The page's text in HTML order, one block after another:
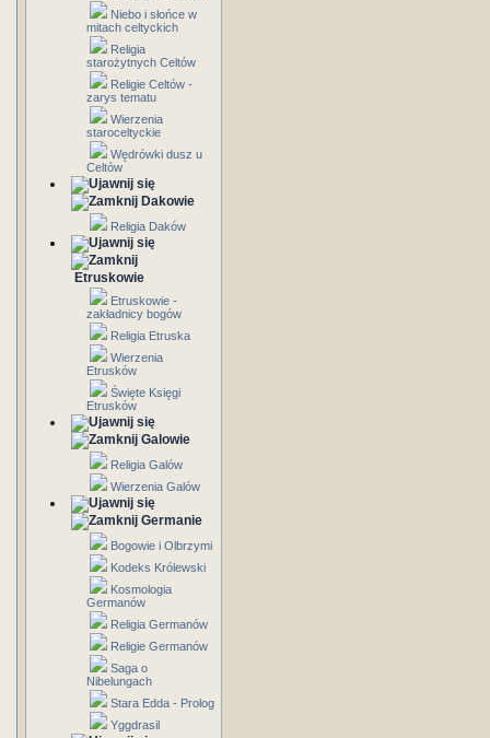
Niebo i słońce w
mitach celtyckich
Religia
starożytnych Celtów
Religie Celtów -
zarys tematu
Wierzenia
staroceltyckie
Wędrówki dusz u
Celtów
Dakowie
Religia Daków
Etruskowie
Etruskowie -
zakładnicy bogów
Religia Etruska
Wierzenia
Etrusków
Święte Księgi
Etrusków
Galowie
Religia Galów
Wierzenia Galów
Germanie
Bogowie i Olbrzymi
Kodeks Królewski
Kosmologia
Germanów
Religia Germanów
Religie Germanów
Saga o
Nibelungach
Stara Edda - Prolog
Yggdrasil